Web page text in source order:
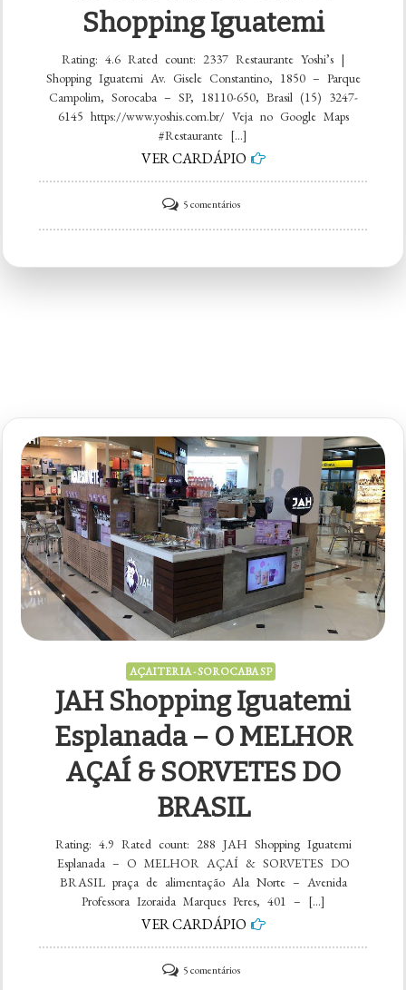
Shopping Iguatemi
Rating: 4.6 Rated count: 2337 Restaurante Yoshi’s |
Shopping Iguatemi Av. Gisele Constantino, 1850 – Parque
Campolim, Sorocaba – SP, 18110-650, Brasil (15) 3247-
6145 https://www.yoshis.com.br/ Veja no Google Maps
#Restaurante […]
VER CARDÁPIO
5 comentáriosem
Restaurante
AÇAITERIA - SOROCABA SP
JAH Shopping Iguatemi
Esplanada – O MELHOR
AÇAÍ & SORVETES DO
BRASIL
Rating: 4.9 Rated count: 288 JAH Shopping Iguatemi
Esplanada – O MELHOR AÇAÍ & SORVETES DO
BRASIL praça de alimentação Ala Norte – Avenida
Professora Izoraida Marques Peres, 401 – […]
VER CARDÁPIO
5 comentáriosem